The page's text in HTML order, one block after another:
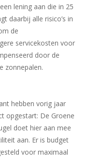
lening aan die in 25
daarbij alle risico’s in
de
servicekosten voor
door de
zonnepalen.
hebben vorig jaar
opgestart: De Groene
doet hier aan mee
aan. Er is budget
voor maximaal